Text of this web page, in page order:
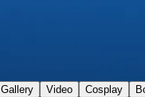
Gallery Video Cosplay